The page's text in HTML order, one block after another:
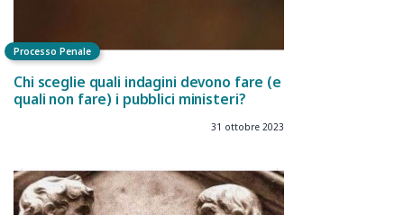
Processo Penale
Chi sceglie quali indagini devono fare (e
quali non fare) i pubblici ministeri?
31 ottobre 2023